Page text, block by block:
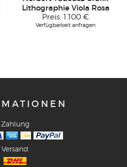
Lithographie Viola Rosa
Preis: 1.100 €
Verfügbarkeit anfragen
Zahlung
Versand